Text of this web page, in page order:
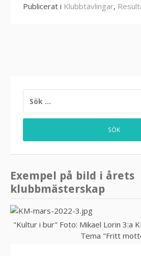
Publicerat i Klubbtävlingar,
EFTER:
Exempel på bild i årets
klubbmästerskap
"Kultur i bur" Foto: Mikael Lorin 3:a
Tema "Fritt